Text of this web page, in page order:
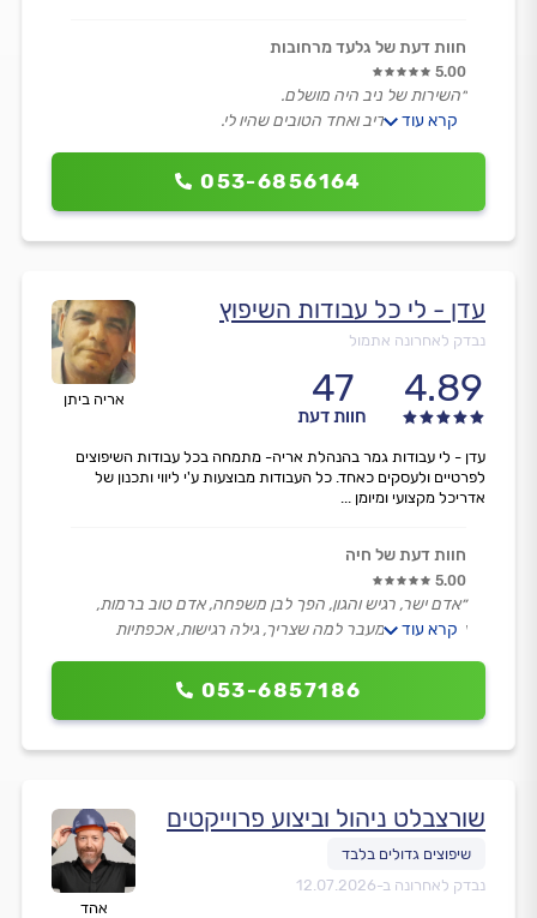
053-6856164
חוות דעת של גלעד מרחובות
5.00
״השירות של ניב היה מושלם.
בחור אמין ואדיב ואחד הטובים שהיו לי.
קרא עוד
אריה ביתן
עדן - לי כל עבודות השיפוץ
נבדק לאחרונה אתמול
4.89
47
חוות דעת
053-6857186
עדן - לי עבודות גמר בהנהלת אריה- מתמחה בכל עבודות השיפוצים
לפרטיים ולעסקים כאחד. כל העבודות מבוצעות ע'י ליווי ותכנון של
אדריכל מקצועי ומיומן ...
חוות דעת של חיה
5.00
״אדם ישר, רגיש והגון, הפך לבן משפחה, אדם טוב ברמות,
עשה דברים מעבר למה שצריך, גילה רגישות, אכפתיות
קרא עוד
אהד
שורצבלט ניהול וביצוע פרוייקטים
נבדק לאחרונה ב-12.07.2026